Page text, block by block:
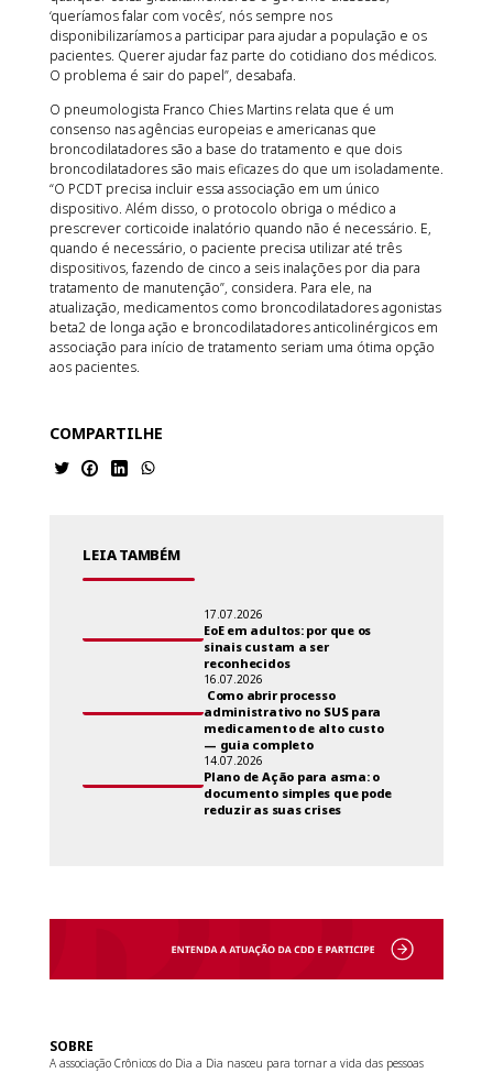
‘queríamos falar com vocês’, nós sempre nos
disponibilizaríamos a participar para ajudar a população e os
pacientes. Querer ajudar faz parte do cotidiano dos médicos.
O problema é sair do papel”, desabafa.
O pneumologista Franco Chies Martins relata que é um
consenso nas agências europeias e americanas que
broncodilatadores são a base do tratamento e que dois
broncodilatadores são mais eficazes do que um isoladamente.
“O PCDT precisa incluir essa associação em um único
dispositivo. Além disso, o protocolo obriga o médico a
prescrever corticoide inalatório quando não é necessário. E,
quando é necessário, o paciente precisa utilizar até três
dispositivos, fazendo de cinco a seis inalações por dia para
tratamento de manutenção”, considera. Para ele, na
atualização, medicamentos como broncodilatadores agonistas
beta2 de longa ação e broncodilatadores anticolinérgicos em
associação para início de tratamento seriam uma ótima opção
aos pacientes.
COMPARTILHE
LEIA TAMBÉM
17.07.2026
EoE em adultos: por que os
sinais custam a ser
reconhecidos
16.07.2026
Como abrir processo
administrativo no SUS para
medicamento de alto custo
— guia completo
14.07.2026
Plano de Ação para asma: o
documento simples que pode
reduzir as suas crises
SOBRE
A associação Crônicos do Dia a Dia nasceu para tornar a vida das pessoas